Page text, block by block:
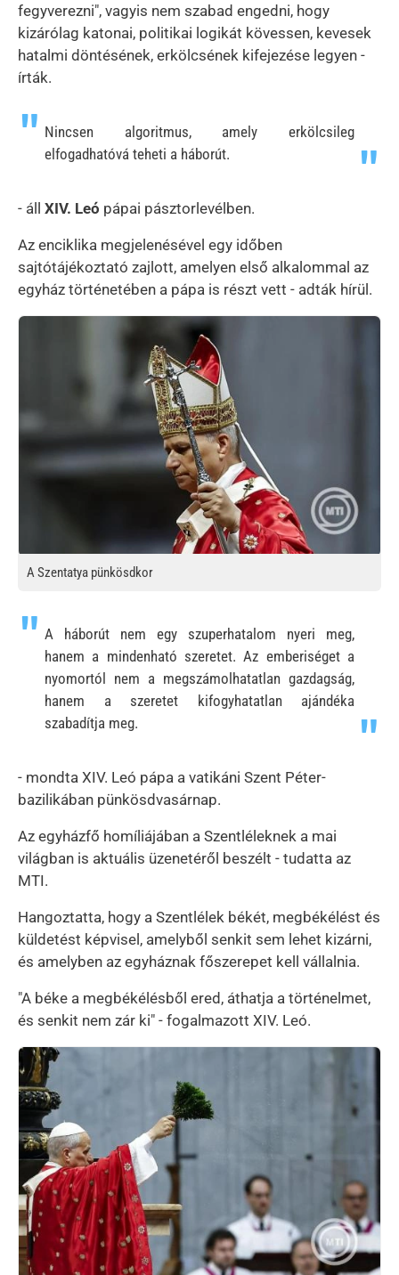
fegyverezni", vagyis nem szabad engedni, hogy
kizárólag katonai, politikai logikát kövessen, kevesek
hatalmi döntésének, erkölcsének kifejezése legyen -
írták.
Nincsen algoritmus, amely erkölcsileg
elfogadhatóvá teheti a háborút.
- áll XIV. Leó pápai pásztorlevélben.
Az enciklika megjelenésével egy időben
sajtótájékoztató zajlott, amelyen első alkalommal az
egyház történetében a pápa is részt vett - adták hírül.
Kép
A Szentatya pünkösdkor
A háborút nem egy szuperhatalom nyeri meg,
hanem a mindenható szeretet. Az emberiséget a
nyomortól nem a megszámolhatatlan gazdagság,
hanem a szeretet kifogyhatatlan ajándéka
szabadítja meg.
- mondta XIV. Leó pápa a vatikáni Szent Péter-
bazilikában pünkösdvasárnap.
Az egyházfő homíliájában a Szentléleknek a mai
világban is aktuális üzenetéről beszélt - tudatta az
MTI.
Hangoztatta, hogy a Szentlélek békét, megbékélést és
küldetést képvisel, amelyből senkit sem lehet kizárni,
és amelyben az egyháznak főszerepet kell vállalnia.
"A béke a megbékélésből ered, áthatja a történelmet,
és senkit nem zár ki" - fogalmazott XIV. Leó.
Kép